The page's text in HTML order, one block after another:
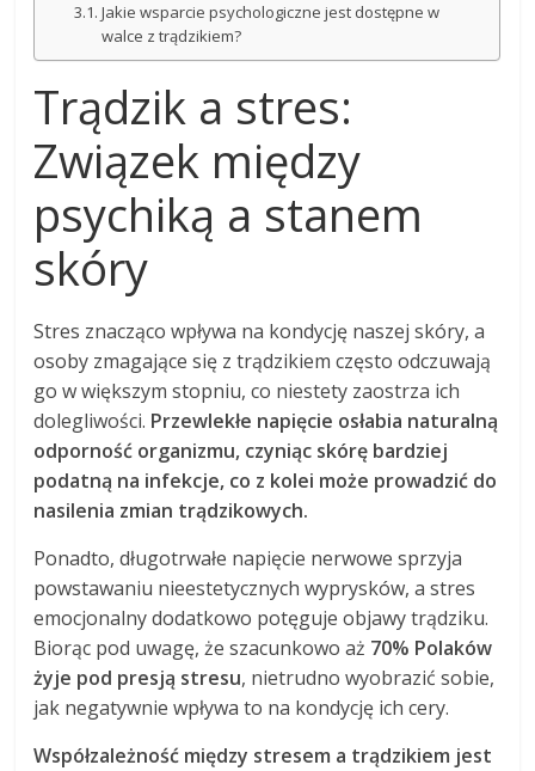
Jakie wsparcie psychologiczne jest dostępne w
walce z trądzikiem?
Trądzik a stres:
Związek między
psychiką a stanem
skóry
Stres znacząco wpływa na kondycję naszej skóry, a
osoby zmagające się z trądzikiem często odczuwają
go w większym stopniu, co niestety zaostrza ich
dolegliwości. Przewlekłe napięcie osłabia naturalną
odporność organizmu, czyniąc skórę bardziej
podatną na infekcje, co z kolei może prowadzić do
nasilenia zmian trądzikowych.
Ponadto, długotrwałe napięcie nerwowe sprzyja
powstawaniu nieestetycznych wyprysków, a stres
emocjonalny dodatkowo potęguje objawy trądziku.
Biorąc pod uwagę, że szacunkowo aż 70% Polaków
żyje pod presją stresu, nietrudno wyobrazić sobie,
jak negatywnie wpływa to na kondycję ich cery.
Współzależność między stresem a trądzikiem jest